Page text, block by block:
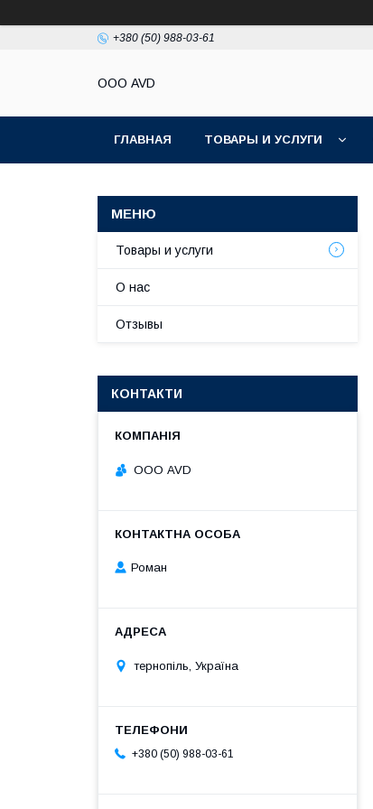
+380 (50) 988-03-61
ООО AVD
ГЛАВНАЯ ТОВАРЫ И УСЛУГИ
Товары и услуги
О нас
Отзывы
КОНТАКТИ
ООО AVD
Роман
тернопіль, Україна
+380 (50) 988-03-61